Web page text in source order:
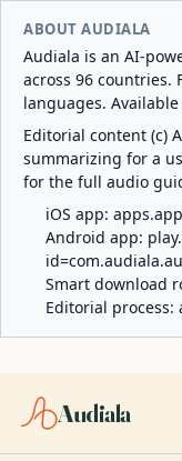
ABOUT AUDIALA
Audiala is an AI-
across 96 countries.
languages.
Editorial content (c)
summarizing for a
for the full audio
iOS app:
Android app:
Smart download
Editorial process:
Audiala